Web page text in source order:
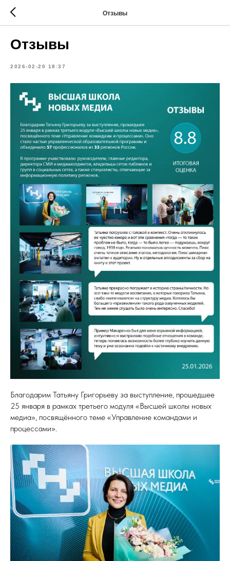
Отзывы
Отзывы
2026-02-20 18:37
Благодарим Татьяну Григорьеву за выступление, прошедшее
25 января в рамках третьего модуля «Высшей школы новых
медиа», посвящённого теме «Управление командами и
процессами».